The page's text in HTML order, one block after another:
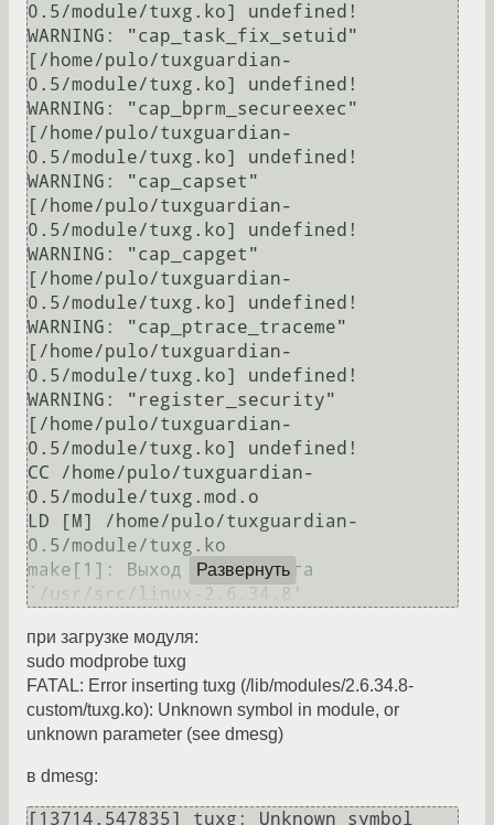
0.5/module/tuxg.ko] undefined!
WARNING: "cap_task_fix_setuid"
[/home/pulo/tuxguardian-
0.5/module/tuxg.ko] undefined!
WARNING: "cap_bprm_secureexec"
[/home/pulo/tuxguardian-
0.5/module/tuxg.ko] undefined!
WARNING: "cap_capset"
[/home/pulo/tuxguardian-
0.5/module/tuxg.ko] undefined!
WARNING: "cap_capget"
[/home/pulo/tuxguardian-
0.5/module/tuxg.ko] undefined!
WARNING: "cap_ptrace_traceme"
[/home/pulo/tuxguardian-
0.5/module/tuxg.ko] undefined!
WARNING: "register_security"
[/home/pulo/tuxguardian-
0.5/module/tuxg.ko] undefined!
CC /home/pulo/tuxguardian-
0.5/module/tuxg.mod.o
LD [M] /home/pulo/tuxguardian-
0.5/module/tuxg.ko
make[1]: Выход из каталога
Развернуть
при загрузке модуля:
sudo modprobe tuxg
FATAL: Error inserting tuxg (/lib/modules/2.6.34.8-
custom/tuxg.ko): Unknown symbol in module, or
unknown parameter (see dmesg)
в dmesg:
[13714.547835] tuxg: Unknown symbol